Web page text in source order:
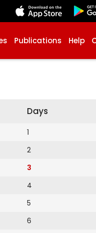
Publications Help
Days
1
2
3
4
5
6